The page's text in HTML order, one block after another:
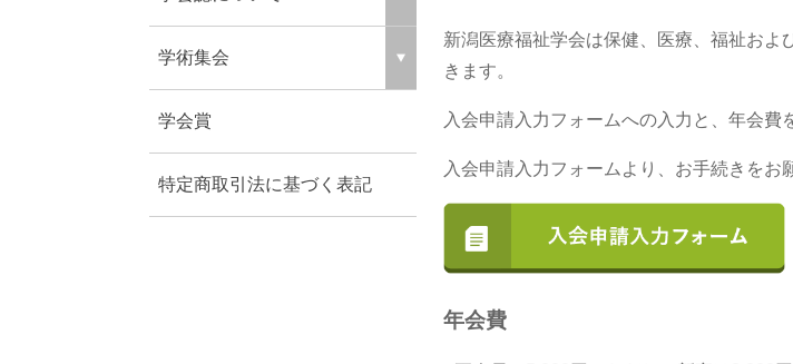
学術集会
学会賞
特定商取引法に基づく表記
新潟医療福祉学会は保健、医療、福祉お
きます。
入会申請入力フォームへの入力と、年会費
入会申請入力フォームより、お手続きをお
年会費